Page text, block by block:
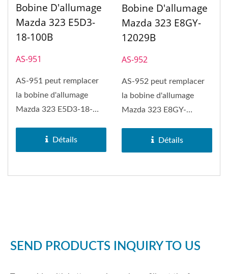
Bobine D'allumage
Mazda 323 E5D3-
18-100B
AS-951
AS-951 peut remplacer
la bobine d'allumage
Mazda 323 E5D3-18-
929, Mazda...Détails
Bobine D'allumage
Mazda 323 E8GY-
12029B
AS-952
AS-952 peut remplacer
la bobine d'allumage
Mazda 323 E8GY-
Mazda 929, Mazda...
Détails